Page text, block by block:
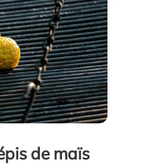
de maïs